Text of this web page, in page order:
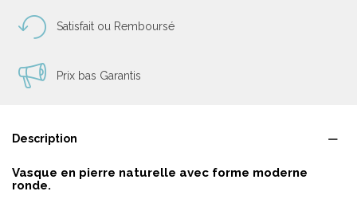
Satisfait ou Remboursé
Prix bas Garantis
Description
Vasque en pierre naturelle avec forme moderne
ronde.